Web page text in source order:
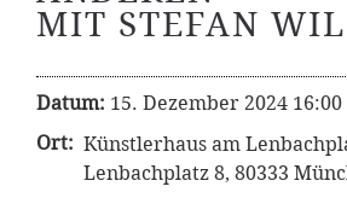
MIT STEFAN
Datum: 15. Dezember 2024 16:00
Ort: Künstlerhaus am
Lenbachplatz 8, 80333